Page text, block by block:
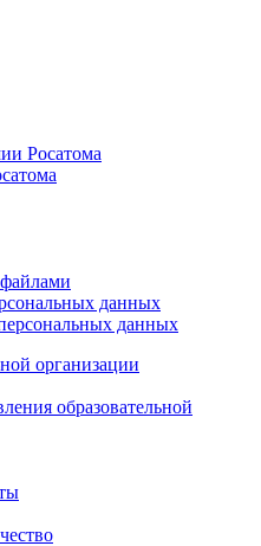
Росатома
данных
данных
организации
образовательной